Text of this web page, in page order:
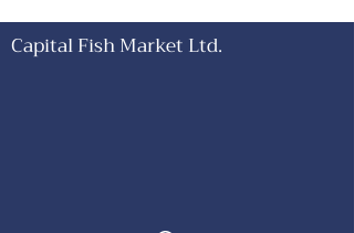
Capital Fish Market Ltd.